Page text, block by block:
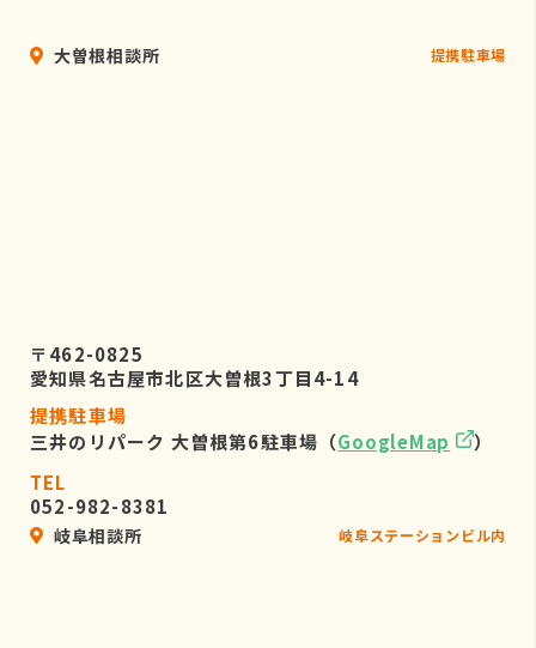
大曽根相談所 提携駐車場
〒462-0825
愛知県名古屋市北区大曽根3丁目4-14
提携駐車場
三井のリパーク 大曽根第6駐車場（GoogleMap
）
TEL
052-982-8381
岐阜相談所 岐阜ステーションビル内